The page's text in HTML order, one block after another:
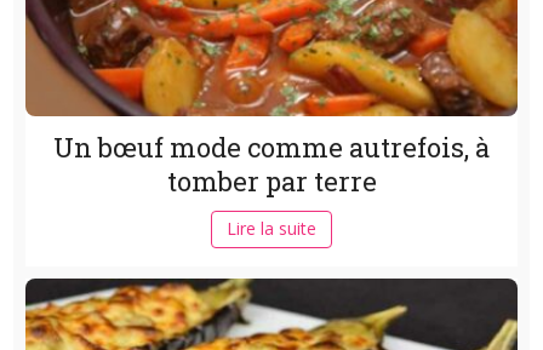
Un bœuf mode comme autrefois, à
tomber par terre
Lire la suite